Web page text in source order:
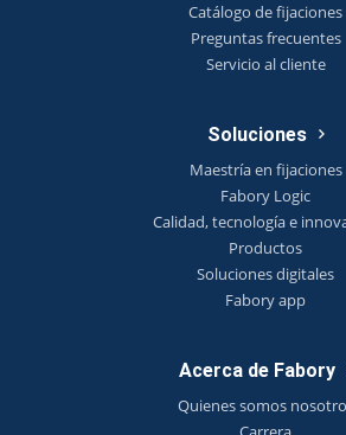
Catálogo de fijaciones
Preguntas frecuentes
Servicio al cliente
Soluciones
Maestría en fijaciones
Fabory Logic
Calidad, tecnología e
Productos
Soluciones digitales
Fabory app
Acerca de Fabory
Quienes somos